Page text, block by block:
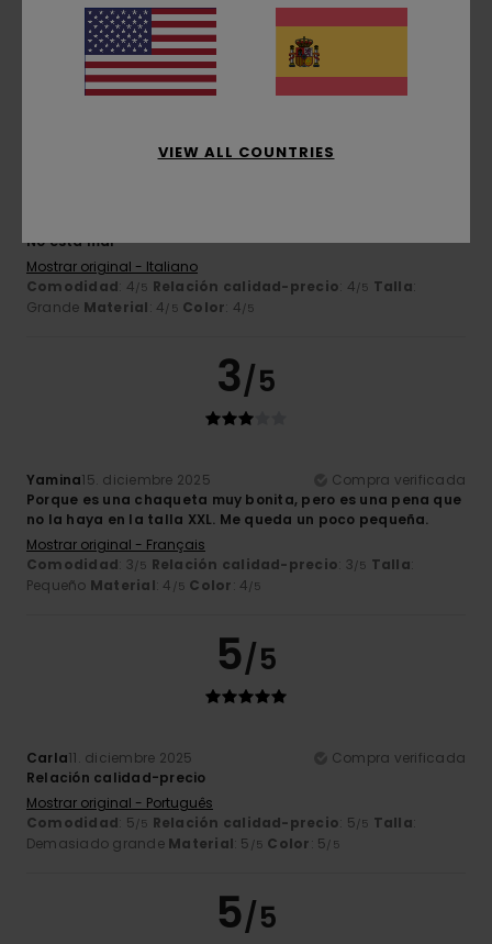
Comodidad: 4/5 Relación calidad-precio: 5/5 Talla
PequeñoMaterial: 5/5 Color
Recomiendo este producto
No está mal
Mostrar original - Italiano
Comodidad: 4/5 Relación calidad-precio: 4/5 Talla:
Grande Material: 4/5 Color: 4/5
3/5
Yamina15. diciembre 2025
Compra verificada
Porque es una chaqueta muy bonita, pero es una pena que
no la haya en la talla XXL. Me queda un poco pequeña.
Mostrar original - Français
Comodidad: 3/5 Relación calidad-precio: 3/5 Talla:
Pequeño Material: 4 /5 Color: 4/5
5/5
Carla11. diciembre 2025
Compra verificada
Relación calidad-precio
Mostrar original - Português
Comodidad: 5/5 Relación calidad-precio: 5/5 Talla:
Demasiado grande Material: 5 /5 Color: 5/5
5/5
VIEW ALL COUNTRIES